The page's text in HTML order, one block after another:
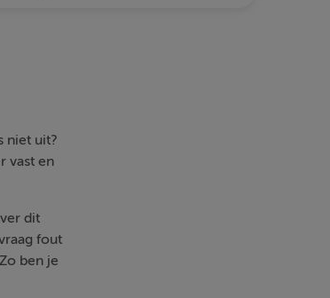
niet uit?
vast en
dit
fout
ben je